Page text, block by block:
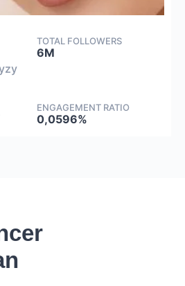
TOTAL FOLLOWERS
6M
ENGAGEMENT RATIO
0,0596%